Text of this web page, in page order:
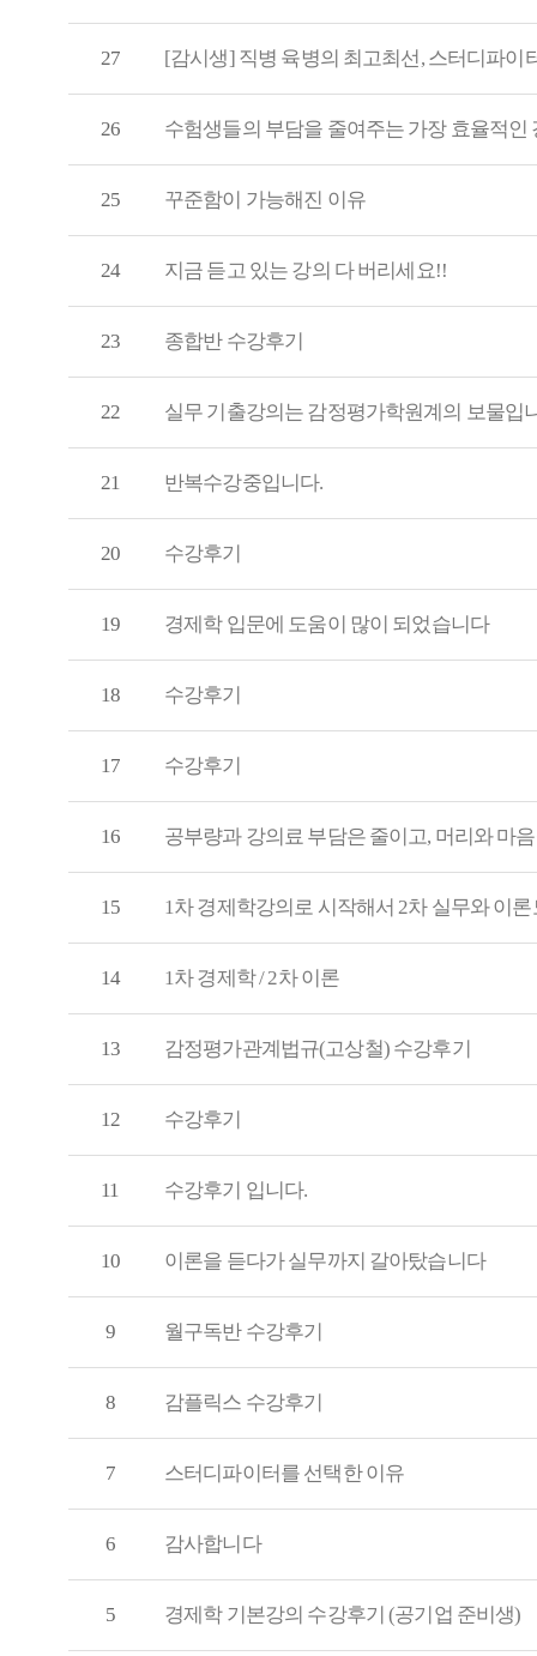
27 [감시생] 직병 육병의 최고최선, 스터디파이
26 수험생들의 부담을 줄여주는 가장 효율적인
25 꾸준함이 가능해진 이유
24 지금 듣고 있는 강의 다 버리세요!!
23 종합반 수강후기
22 실무 기출강의는 감정평가학원계의 보물입
21 반복수강중입니다.
20 수강후기
19 경제학 입문에 도움이 많이 되었습니다
18 수강후기
17 수강후기
16 공부량과 강의료 부담은 줄이고, 머리와 마
15 1차 경제학강의로 시작해서 2차 실무와 이
14 1차 경제학 / 2차 이론
13 감정평가관계법규(고상철) 수강후기
12 수강후기
11 수강후기 입니다.
10 이론을 듣다가 실무까지 갈아탔습니다
9 월구독반 수강후기
8 감플릭스 수강후기
7 스터디파이터를 선택한 이유
6 감사합니다
5 경제학 기본강의 수강후기 (공기업 준비생)